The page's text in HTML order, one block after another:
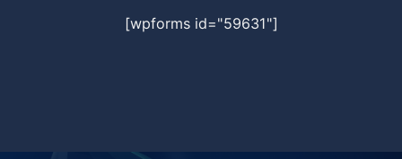
[wpforms id="59631"]